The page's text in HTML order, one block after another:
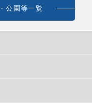
公園等一覧